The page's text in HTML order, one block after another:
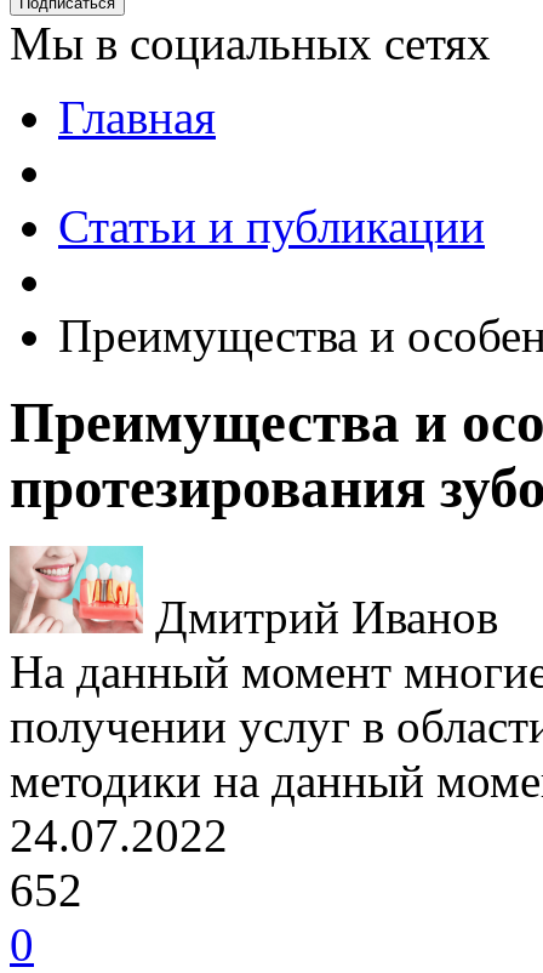
Мы в социальных сетях
Главная
Статьи и публикации
Преимущества и
Преимущества и
протезирования
Дмитрий Иванов
На данный момент
получении услуг в
методики на данный
24.07.2022
652
0